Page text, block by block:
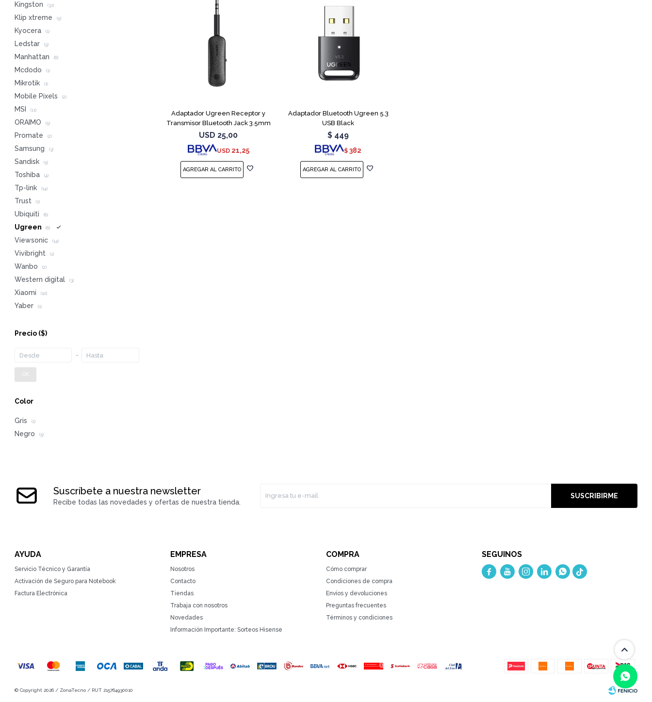
Adaptador Ugreen Receptor y
Transmisor Bluetooth Jack 3.5mm
USD 25,00
USD 21,25
Adaptador Bluetooth Ugreen 5.3
USB Black
$ 449
$ 382
Kingston (31)
Klip xtreme (5)
Kyocera (1)
Ledstar (5)
Manhattan (6)
Mcdodo (1)
Mikrotik (1)
Mobile Pixels (2)
MSI (11)
ORAIMO (5)
Promate (2)
Samsung (3)
Sandisk (5)
Toshiba (4)
Tp-link (14)
Trust (1)
Ubiquiti (8)
Ugreen (6)
Viewsonic (14)
Vivibright (1)
Wanbo (2)
Western digital (3)
Xiaomi (10)
Yaber (1)
Precio ($)
OK
Color
Gris (1)
Negro (5)
Suscríbete a nuestra newsletter
Recibe todas las novedades y ofertas de nuestra tienda.
SUSCRIBIRME
AYUDA
Servicio Técnico y Garantía
Activación de Seguro para Notebook
Factura Electrónica
EMPRESA
Nosotros
Contacto
Tiendas
Trabaja con nosotros
Novedades
Información Importante: Sorteos Hisense
COMPRA
Cómo comprar
Condiciones de compra
Envíos y devoluciones
Preguntas frecuentes
Términos y condiciones
SEGUINOS
    
© Copyright 2026 / ZonaTecno / RUT 215764930010